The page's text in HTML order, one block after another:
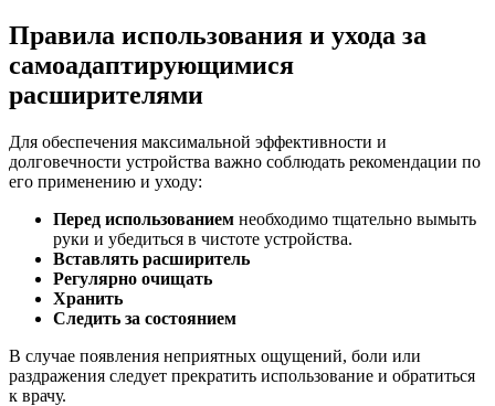
Правила использования и ухода за
самоадаптирующимися
расширителями
Для обеспечения максимальной эффективности и
долговечности устройства важно соблюдать рекомендации по
его применению и уходу:
Перед использованием необходимо тщательно вымыть
руки и убедиться в чистоте устройства.
Вставлять расширитель
Регулярно очищать
Хранить
Следить за состоянием
В случае появления неприятных ощущений, боли или
раздражения следует прекратить использование и обратиться
к врачу.